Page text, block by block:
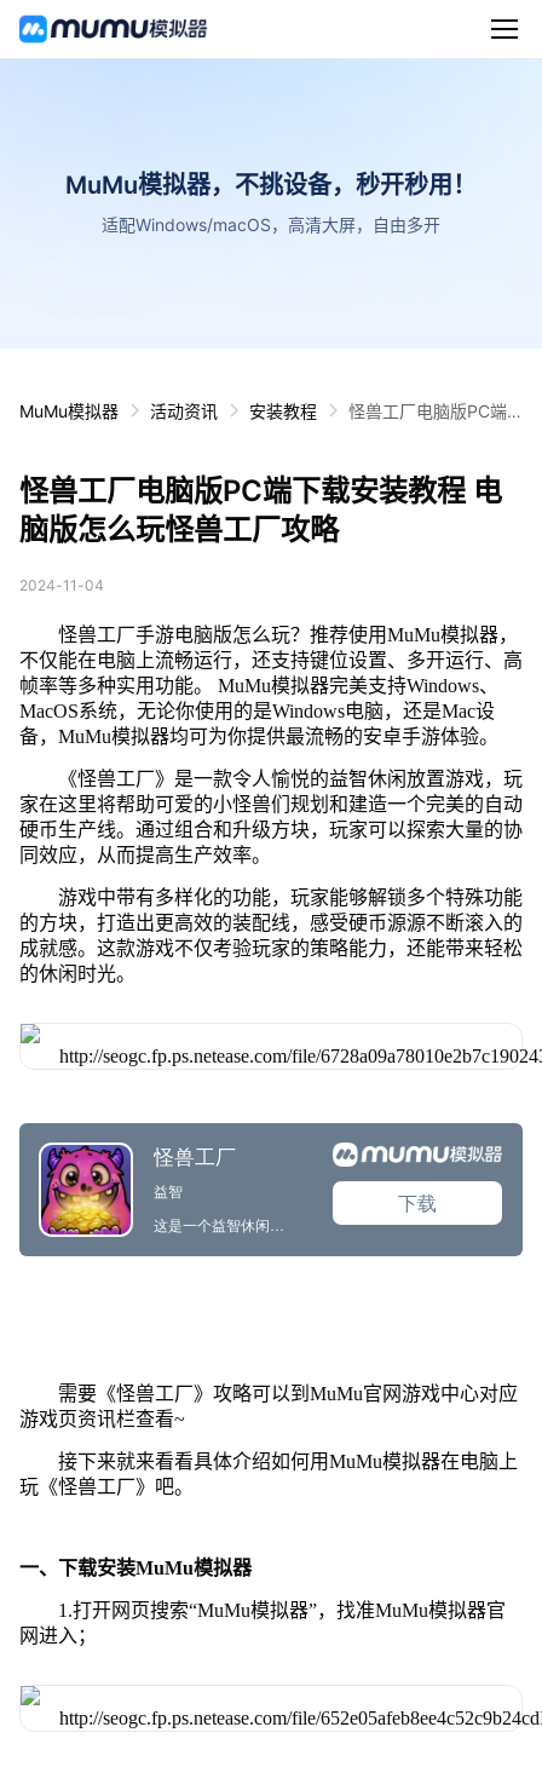
MuMu模拟器，不挑设备，秒开秒用！
适配Windows/macOS，高清大屏，自由多开
MuMu模拟器 活动资讯 安装教程
怪兽工厂电脑版PC端
怪兽工厂电脑版PC端下载安装教程 电
脑版怎么玩怪兽工厂攻略
2024-11-04
怪兽工厂手游电脑版怎么玩？推荐使用MuMu模拟器，
不仅能在电脑上流畅运行，还支持键位设置、多开运行、高
帧率等多种实用功能。 MuMu模拟器完美支持Windows、
MacOS系统，无论你使用的是Windows电脑，还是Mac设
备，MuMu模拟器均可为你提供最流畅的安卓手游体验。
《怪兽工厂》是一款令人愉悦的益智休闲放置游戏，玩
家在这里将帮助可爱的小怪兽们规划和建造一个完美的自动
硬币生产线。通过组合和升级方块，玩家可以探索大量的协
同效应，从而提高生产效率。
游戏中带有多样化的功能，玩家能够解锁多个特殊功能
的方块，打造出更高效的装配线，感受硬币源源不断滚入的
成就感。这款游戏不仅考验玩家的策略能力，还能带来轻松
的休闲时光。
需要《怪兽工厂》攻略可以到MuMu官网游戏中心对应
游戏页资讯栏查看~
接下来就来看看具体介绍如何用MuMu模拟器在电脑上
玩《怪兽工厂》吧。
一、下载安装MuMu模拟器
1.打开网页搜索“MuMu模拟器”，找准MuMu模拟器官
网进入；